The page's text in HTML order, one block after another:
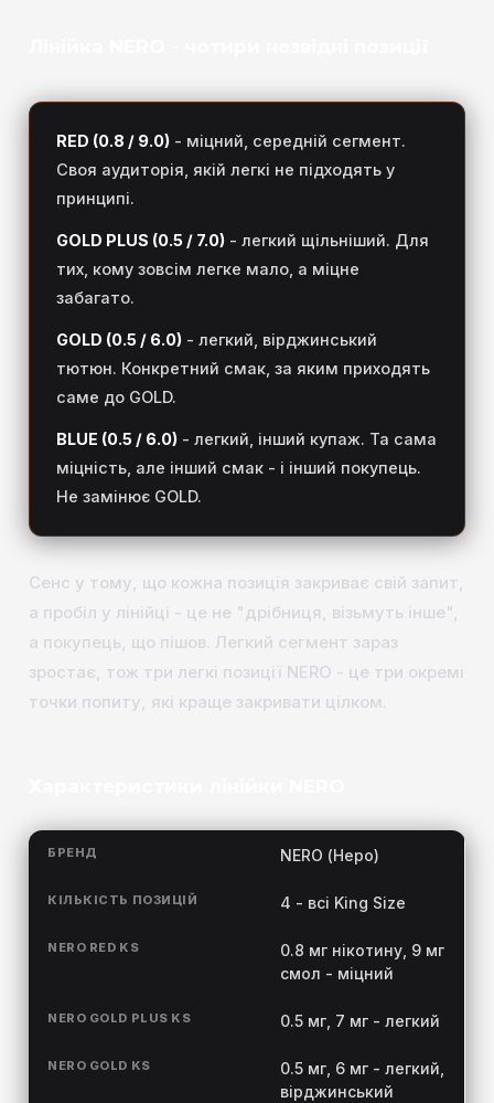
RED (0.8 / 9.0) - міцний, середній сегмент.
Своя аудиторія, якій легкі не підходять у
принципі.
GOLD PLUS (0.5 / 7.0) - легкий щільніший. Для
тих, кому зовсім легке мало, а міцне
забагато.
GOLD (0.5 / 6.0) - легкий, вірджинський
тютюн. Конкретний смак, за яким приходять
саме до GOLD.
BLUE (0.5 / 6.0) - легкий, інший купаж. Та сама
міцність, але інший смак - і інший покупець.
Не замінює GOLD.
Сенс у тому, що кожна позиція закриває свій запит,
а пробіл у лінійці - це не "дрібниця, візьмуть інше",
а покупець, що пішов. Легкий сегмент зараз
зростає, тож три легкі позиції NERO - це три окремі
точки попиту, які краще закривати цілком.
БРЕНД NERO (Неро)
КІЛЬКІСТЬ ПОЗИЦІЙ 4 - всі King Size
NERO RED KS
0.8 мг нікотину, 9 мг
смол - міцний
NERO GOLD PLUS KS 0.5 мг, 7 мг - легкий
NERO GOLD KS
0.5 мг, 6 мг - легкий,
вірджинський